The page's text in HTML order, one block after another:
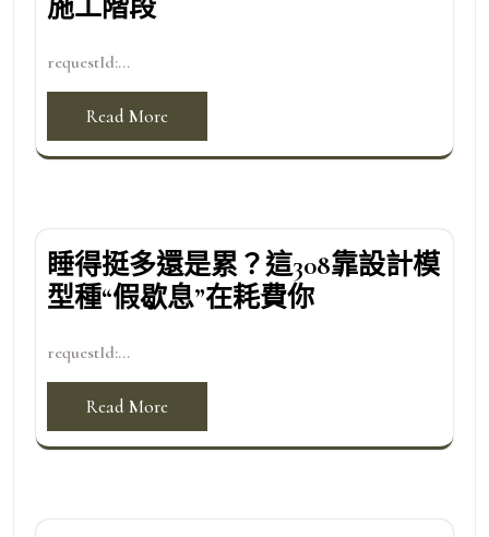
施工階段
requestId:...
Read More
睡得挺多還是累？這308靠設計模
型種“假歇息”在耗費你
requestId:...
Read More